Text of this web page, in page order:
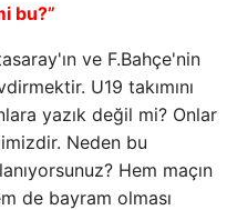
bu?”
ve F.Bahçe'nin
U19 takımını
yazık değil mi? Onlar
Neden bu
Hem maçın
de bayram olması